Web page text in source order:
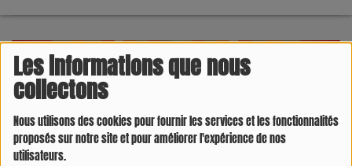
Les informations que nous
collectons
Nous utilisons des cookies pour fournir les services et les fonctionnalités
proposés sur notre site et pour améliorer l'expérience de nos
utilisateurs.